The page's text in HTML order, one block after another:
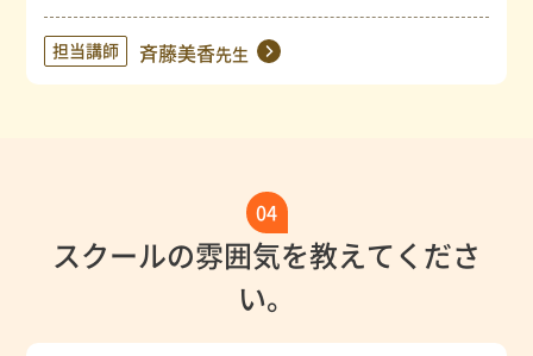
担当講師 斉藤美香先生
04
スクールの雰囲気を教えてくださ
い。